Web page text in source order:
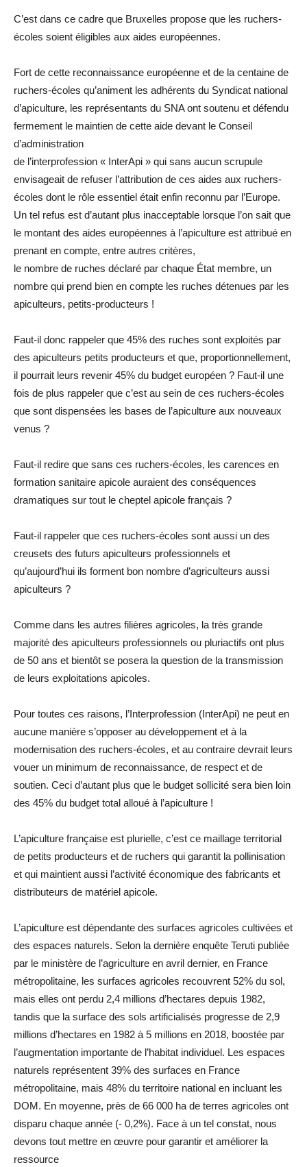
C’est dans ce cadre que Bruxelles propose que les ruchers-
écoles soient éligibles aux aides européennes.
Fort de cette reconnaissance européenne et de la centaine de
ruchers-écoles qu’animent les adhérents du Syndicat national
d’apiculture, les représentants du SNA ont soutenu et défendu
fermement le maintien de cette aide devant le Conseil
d’administration
de l’interprofession « InterApi » qui sans aucun scrupule
envisageait de refuser l’attribution de ces aides aux ruchers-
écoles dont le rôle essentiel était enfin reconnu par l’Europe.
Un tel refus est d’autant plus inacceptable lorsque l’on sait que
le montant des aides européennes à l’apiculture est attribué en
prenant en compte, entre autres critères,
le nombre de ruches déclaré par chaque État membre, un
nombre qui prend bien en compte les ruches détenues par les
apiculteurs, petits-producteurs !
Faut-il donc rappeler que 45% des ruches sont exploités par
des apiculteurs petits producteurs et que, proportionnellement,
il pourrait leurs revenir 45% du budget européen ? Faut-il une
fois de plus rappeler que c’est au sein de ces ruchers-écoles
que sont dispensées les bases de l’apiculture aux nouveaux
venus ?
Faut-il redire que sans ces ruchers-écoles, les carences en
formation sanitaire apicole auraient des conséquences
dramatiques sur tout le cheptel apicole français ?
Faut-il rappeler que ces ruchers-écoles sont aussi un des
creusets des futurs apiculteurs professionnels et
qu’aujourd’hui ils forment bon nombre d’agriculteurs aussi
apiculteurs ?
Comme dans les autres filières agricoles, la très grande
majorité des apiculteurs professionnels ou pluriactifs ont plus
de 50 ans et bientôt se posera la question de la transmission
de leurs exploitations apicoles.
Pour toutes ces raisons, l’Interprofession (InterApi) ne peut en
aucune manière s’opposer au développement et à la
modernisation des ruchers-écoles, et au contraire devrait leurs
vouer un minimum de reconnaissance, de respect et de
soutien. Ceci d’autant plus que le budget sollicité sera bien loin
des 45% du budget total alloué à l’apiculture !
L’apiculture française est plurielle, c’est ce maillage territorial
de petits producteurs et de ruchers qui garantit la pollinisation
et qui maintient aussi l’activité économique des fabricants et
distributeurs de matériel apicole.
L’apiculture est dépendante des surfaces agricoles cultivées et
des espaces naturels. Selon la dernière enquête Teruti publiée
par le ministère de l’agriculture en avril dernier, en France
métropolitaine, les surfaces agricoles recouvrent 52% du sol,
mais elles ont perdu 2,4 millions d’hectares depuis 1982,
tandis que la surface des sols artificialisés progresse de 2,9
millions d’hectares en 1982 à 5 millions en 2018, boostée par
l’augmentation importante de l’habitat individuel. Les espaces
naturels représentent 39% des surfaces en France
métropolitaine, mais 48% du territoire national en incluant les
DOM. En moyenne, près de 66 000 ha de terres agricoles ont
disparu chaque année (- 0,2%). Face à un tel constat, nous
devons tout mettre en œuvre pour garantir et améliorer la
ressource